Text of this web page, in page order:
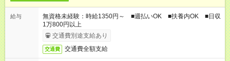
給与
無資格未経験：時給1350円～ ■週払いOK ■扶養内OK ■日収
1万800円以上
交通費別途支給あり
交通費 交通費全額支給